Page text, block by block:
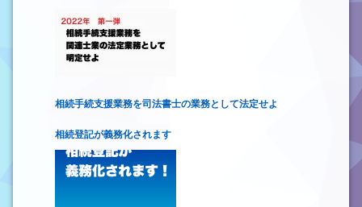
相続手続支援業務を司法書士の業務として法定せよ
相続登記が義務化されます